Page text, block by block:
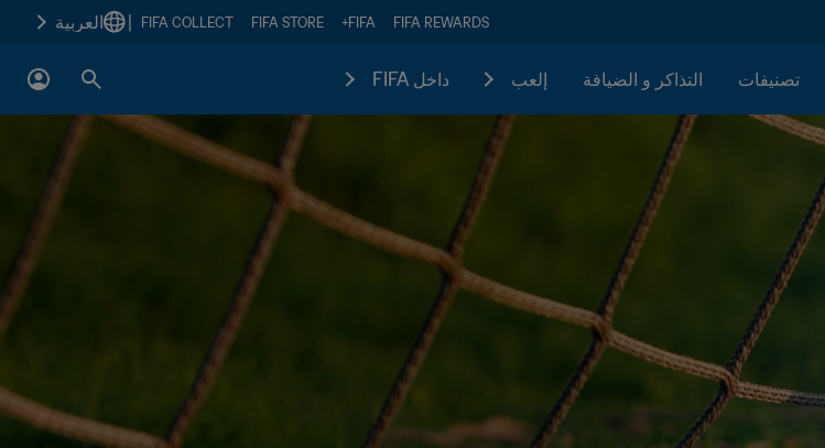
FIFA REWARDS
FIFA+
FIFA STORE
FIFA COLLECT العربية
تصنيفات التذاكر و الضيافة إلعب داخل FIFA